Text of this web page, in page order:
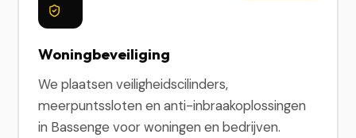
Woningbeveiliging
We plaatsen veiligheidscilinders,
meerpuntssloten en anti-inbraakoplossingen
in Bassenge voor woningen en bedrijven.